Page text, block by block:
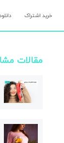
خرید اشتراک
مقالات